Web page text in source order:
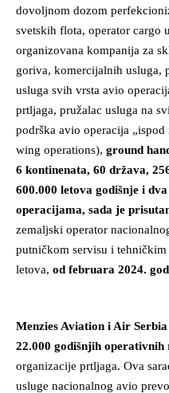
dovoljnom dozom
svetskih flota, operator cargo
organizovana kompanija za
goriva, komercijalnih usluga,
usluga svih vrsta avio
prtljaga, pružalac usluga na
podrška avio operacija
wing operations), ground
6 kontinenata, 60 država,
600.000 letova godišnje i
operacijama, sada je
zemaljski operator
putničkom servisu i
letova, od februara 2024.
Menzies Aviation i Air
22.000 godišnjih operativnih
organizacije prtljaga. Ova
usluge nacionalnog avio